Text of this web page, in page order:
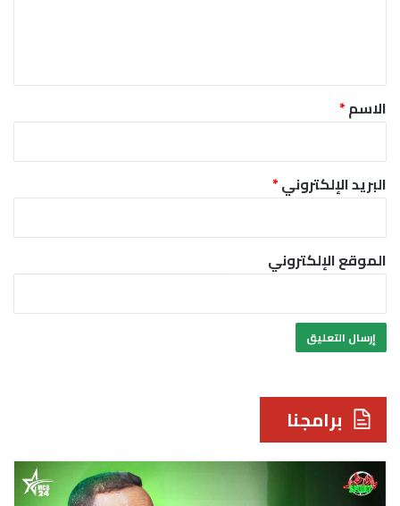
*
الاسم*
البريد الإلكتروني*
الموقع الإلكتروني
برامجنا